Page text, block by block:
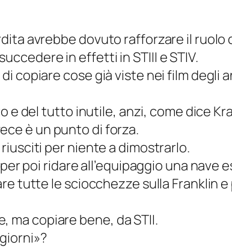
avrebbe dovuto rafforzare il ruolo
in effetti in STIII e STIV.
cose già viste nei film degli
e del tutto inutile, anzi, come dice
è un punto di forza.
per niente a dimostrarlo.
poi ridare all’equipaggio una nave
tutte le sciocchezze sulla Franklin
ma copiare bene, da STII.